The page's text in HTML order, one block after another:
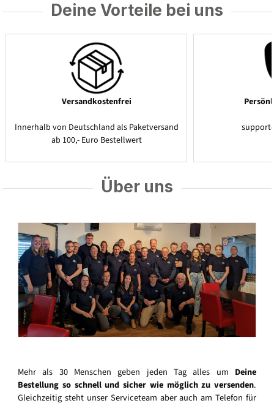
Deine Vorteile bei uns
Versandkostenfrei
Innerhalb von Deutschland als Paketversand
ab 100,- Euro Bestellwert
Über uns
Mehr als 30 Menschen geben jeden Tag alles um Deine
Bestellung so schnell und sicher wie möglich zu versenden.
Gleichzeitig steht unser Serviceteam aber auch am Telefon für